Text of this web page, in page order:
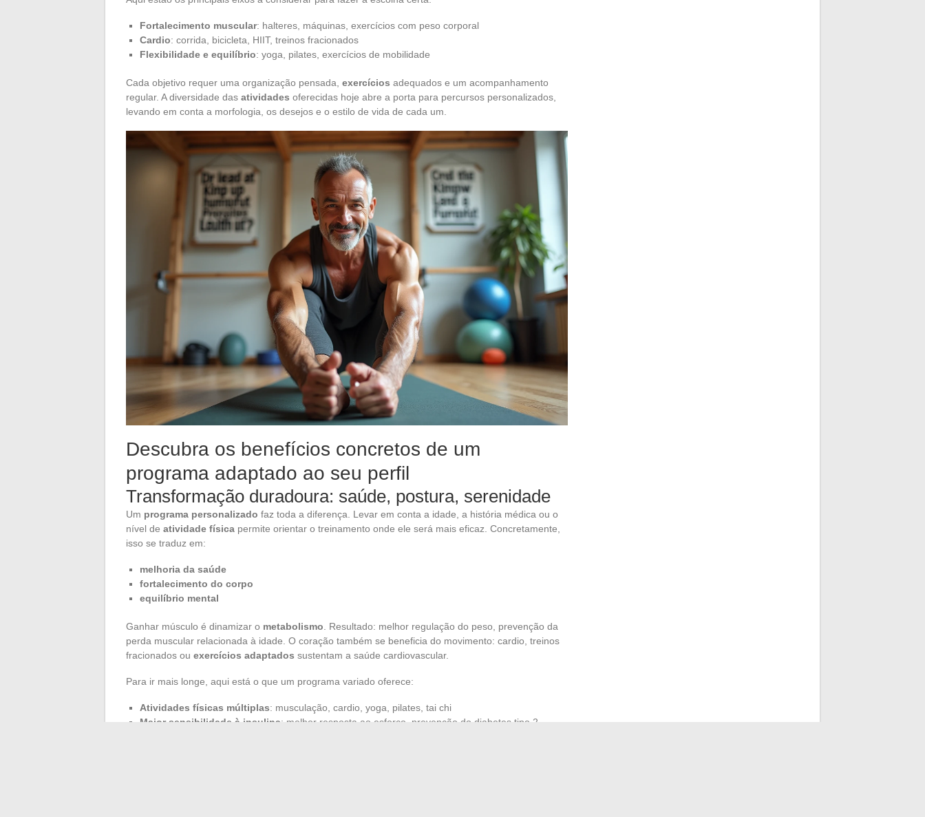
Fortalecimento muscular: halteres, máquinas, exercícios com peso corporal
Cardio: corrida, bicicleta, HIIT, treinos fracionados
Flexibilidade e equilíbrio: yoga, pilates, exercícios de mobilidade
Cada objetivo requer uma organização pensada, exercícios adequados e um acompanhamento
regular. A diversidade das atividades oferecidas hoje abre a porta para percursos personalizados,
levando em conta a morfologia, os desejos e o estilo de vida de cada um.
Descubra os benefícios concretos de um
programa adaptado ao seu perfil
Transformação duradoura: saúde, postura, serenidade
Um programa personalizado faz toda a diferença. Levar em conta a idade, a história médica ou o
nível de atividade física permite orientar o treinamento onde ele será mais eficaz. Concretamente,
isso se traduz em:
melhoria da saúde
fortalecimento do corpo
equilíbrio mental
Ganhar músculo é dinamizar o metabolismo . Resultado: melhor regulação do peso, prevenção da
perda muscular relacionada à idade. O coração também se beneficia do movimento: cardio, treinos
fracionados ou exercícios adaptados sustentam a saúde cardiovascular.
Para ir mais longe, aqui está o que um programa variado oferece:
Atividades físicas múltiplas: musculação, cardio, yoga, pilates, tai chi
Maior sensibilidade à insulina: melhor resposta ao esforço, prevenção do diabetes tipo 2